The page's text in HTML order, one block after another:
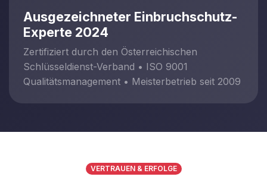
Ausgezeichneter Einbruchschutz-
Experte 2024
Zertifiziert durch den Österreichischen
Schlüsseldienst-Verband • ISO 9001
Qualitätsmanagement • Meisterbetrieb seit 2009
VERTRAUEN & ERFOLGE